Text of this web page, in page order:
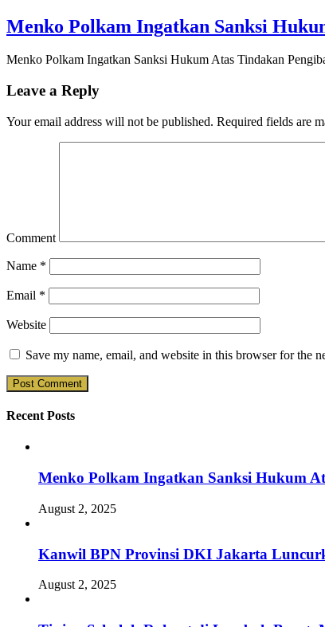
Menko Polkam Ingatkan Sanksi
Menko Polkam Ingatkan Sanksi Hukum Atas Tindakan
Leave a Reply
Your email address will not be published. Required fields are
Comment
Name *
Email *
Website
Save my name, email, and website in this browser for the
Recent Posts
Menko Polkam Ingatkan Sanksi Hukum
August 2, 2025
Kanwil BPN Provinsi DKI Jakarta
August 2, 2025